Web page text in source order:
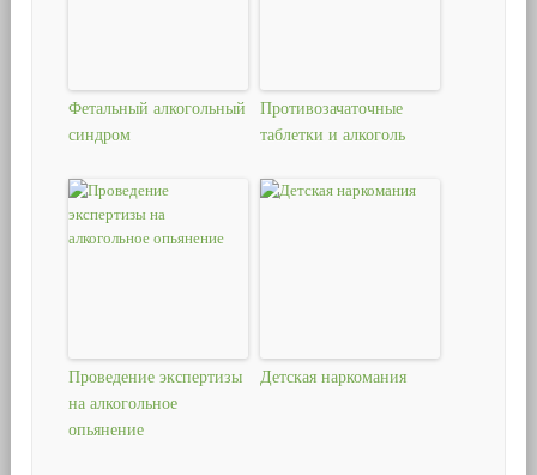
Фетальный алкогольный
синдром
Противозачаточные
таблетки и алкоголь
Проведение экспертизы
на алкогольное
опьянение
Детская наркомания